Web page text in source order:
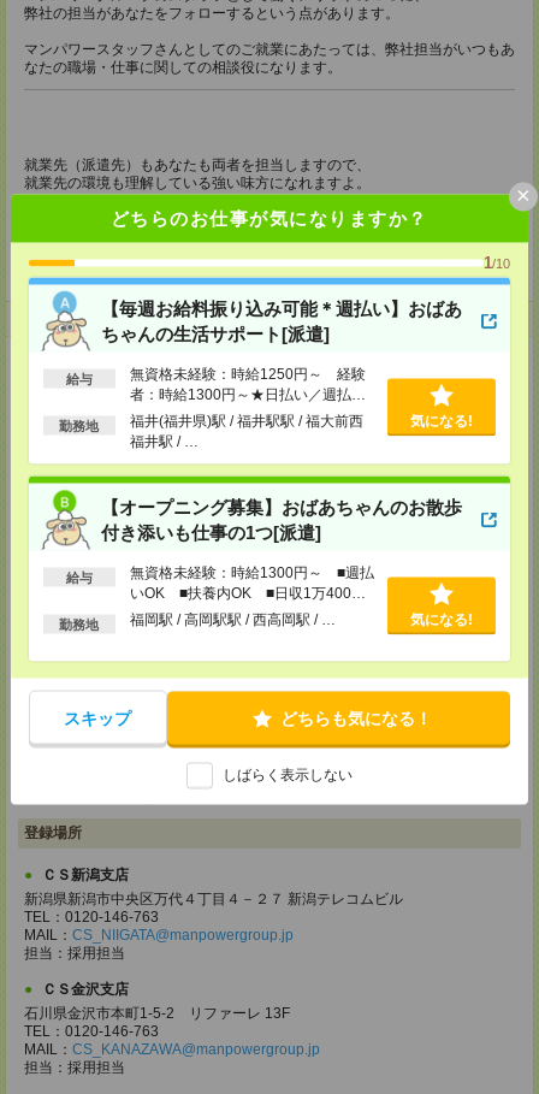
どちらのお仕事が気になりますか？
1/10
【毎週お給料振り込み可能＊週払い】おばあ
ちゃんの生活サポート[派遣]
給与
無資格未経験：時給1250円～ 経験
者：時給1300円～★日払い／週払い
制度あり（月払いも選べます）※稼働
開始時は手続き完了次第のお支払いと
勤務地
福井(福井県)駅 / 福井駅駅 / 福大前西
福井駅 / …
気になる!
【オープニング募集】おばあちゃんのお散歩
付き添いも仕事の1つ[派遣]
給与
無資格未経験：時給1300円～ ■週払
いOK ■扶養内OK ■日収1万400円
以上
勤務地 福岡駅 / 高岡駅駅 / 西高岡駅 / … 気になる!
スキップ どちらも気になる！
しばらく表示しない
×
弊社の担当があなたをフォローするという点があります。
マンパワースタッフさんとしてのご就業にあたっては、弊社担当がいつもあ
なたの職場・仕事に関しての相談役になります。
就業先（派遣先）もあなたも両者を担当しますので、
就業先の環境も理解している強い味方になれますよ。
気に入った就業先では、あなたは長く続けられるようにサポート
お電話やメール・対面など あなたに合ったツールでコミュニケーションを
とってまいります！
登録について
来社不要！30分程度のお電話で登録が完了いたします。
★登録に際しての予約・来社は不要です★
(1)WEB応募の場合
こちらからご連絡いたしますのでお待ちください。
ご応募頂いた後、案内メールをお送りしますので
内容をご確認ください。
(2)電話応募の場合
お時間のあるときにお電話にてご応募いただければ
その場で登録も可能です。
持ち物
電話での登録の際に、マイページ作成をいただいた旨をお伝えください。
所要時間
・経験やご希望などをインタビュー
登録場所
ＣＳ新潟支店
新潟県新潟市中央区万代４丁目４－２７ 新潟テレコムビル
TEL：0120-146-763
MAIL： CS_NIIGATA@manpowergroup.jp
担当：採⽤担当
ＣＳ金沢支店
石川県金沢市本町1-5-2 リファーレ 13F
TEL：0120-146-763
MAIL： CS_KANAZAWA@manpowergroup.jp
担当：採用担当